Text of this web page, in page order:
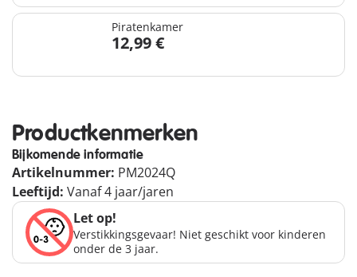
Piratenkamer
12,99 €
Productkenmerken
Bijkomende informatie
Artikelnummer: PM2024Q
Leeftijd: Vanaf 4 jaar/jaren
Let op!
Verstikkingsgevaar! Niet geschikt voor kinderen
onder de 3 jaar.